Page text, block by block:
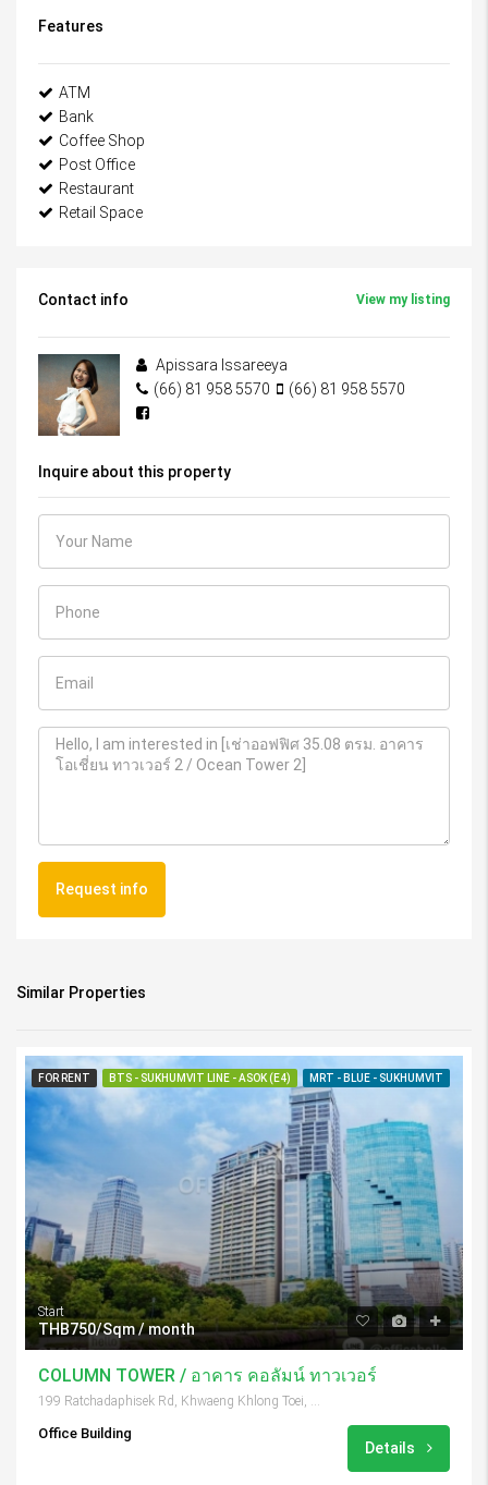
Features
ATM
Bank
Coffee Shop
Post Office
Restaurant
Retail Space
Contact info View my listing
Apissara Issareeya
(66) 81 958 5570
(66) 81 958 5570
Inquire about this property
Request info
Similar Properties
FOR RENT BTS - SUKHUMVIT LINE - ASOK (E4) MRT - BLUE - SUKHUMVIT
Start
THB750/Sqm / month
COLUMN TOWER / อาคาร คอลัมน์ ทาวเวอร์
Office Building
Details